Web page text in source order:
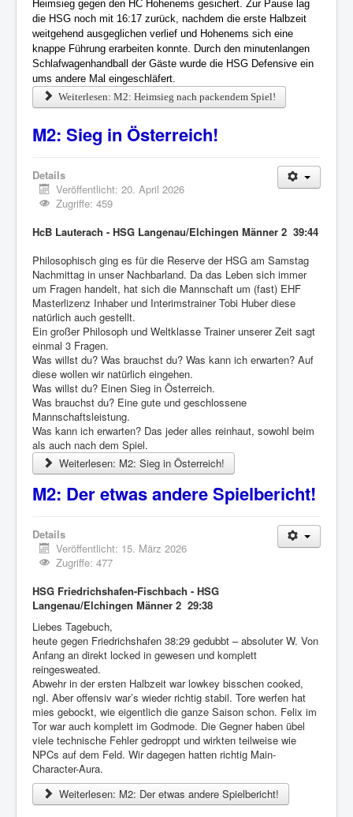
Heimsieg gegen den HC Hohenems gesichert. Zur Pause lag
die HSG noch mit 16:17 zurück, nachdem die erste Halbzeit
weitgehend ausgeglichen verlief und Hohenems sich eine
knappe Führung erarbeiten konnte. Durch den minutenlangen
Schlafwagenhandball der Gäste wurde die HSG Defensive ein
ums andere Mal eingeschläfert.
Weiterlesen: M2: Heimsieg nach packendem Spiel!
M2: Sieg in Österreich!
Details
Veröffentlicht: 20. April 2026
Zugriffe: 459
HcB Lauterach - HSG Langenau/Elchingen Männer 2 39:44
Philosophisch ging es für die Reserve der HSG am Samstag
Nachmittag in unser Nachbarland. Da das Leben sich immer
um Fragen handelt, hat sich die Mannschaft um (fast) EHF
Masterlizenz Inhaber und Interimstrainer Tobi Huber diese
natürlich auch gestellt.
Ein großer Philosoph und Weltklasse Trainer unserer Zeit sagt
einmal 3 Fragen.
Was willst du? Was brauchst du? Was kann ich erwarten? Auf
diese wollen wir natürlich eingehen.
Was willst du? Einen Sieg in Österreich.
Was brauchst du? Eine gute und geschlossene
Mannschaftsleistung.
Was kann ich erwarten? Das jeder alles reinhaut, sowohl beim
als auch nach dem Spiel.
Weiterlesen: M2: Sieg in Österreich!
M2: Der etwas andere Spielbericht!
Details
Veröffentlicht: 15. März 2026
Zugriffe: 477
HSG Friedrichshafen-Fischbach - HSG
Langenau/Elchingen Männer 2 29:38
Liebes Tagebuch,
heute gegen Friedrichshafen 38:29 gedubbt – absoluter W. Von
Anfang an direkt locked in gewesen und komplett
reingesweated.
Abwehr in der ersten Halbzeit war lowkey bisschen cooked,
ngl. Aber offensiv war’s wieder richtig stabil. Tore werfen hat
mies gebockt, wie eigentlich die ganze Saison schon. Felix im
Tor war auch komplett im Godmode. Die Gegner haben übel
viele technische Fehler gedroppt und wirkten teilweise wie
NPCs auf dem Feld. Wir dagegen hatten richtig Main-
Character-Aura.
Weiterlesen: M2: Der etwas andere Spielbericht!